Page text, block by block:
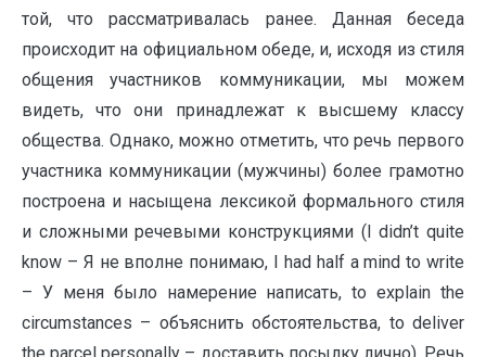
той, что рассматривалась ранее. Данная беседа
происходит на официальном обеде, и, исходя из стиля
общения участников коммуникации, мы можем
видеть, что они принадлежат к высшему классу
общества. Однако, можно отметить, что речь первого
участника коммуникации (мужчины) более грамотно
построена и насыщена лексикой формального стиля
и сложными речевыми конструкциями (I didn’t quite
know – Я не вполне понимаю, I had half a mind to write
– У меня было намерение написать, to explain the
circumstances – объяснить обстоятельства, to deliver